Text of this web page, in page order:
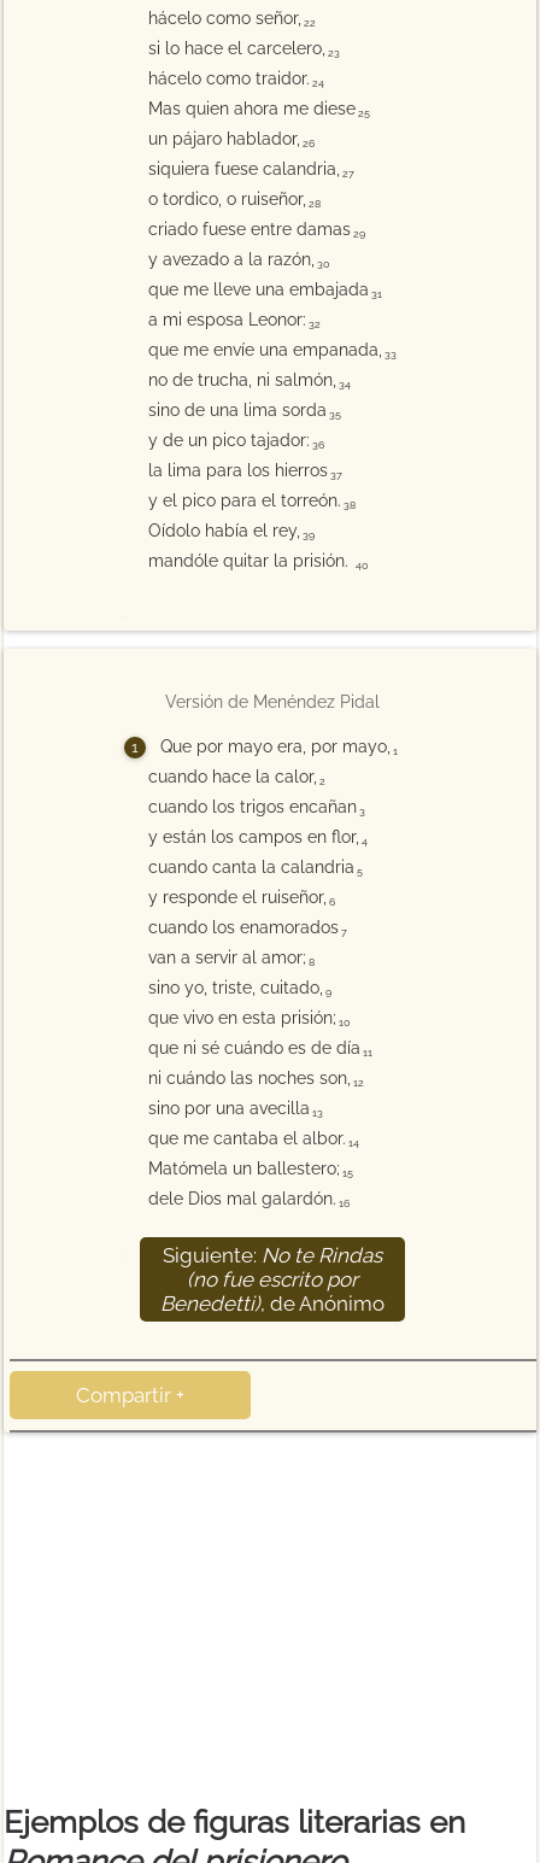
hácelo como señor, 22
si lo hace el carcelero, 23
hácelo como traidor. 24
Mas quien ahora me diese 25
un pájaro hablador, 26
siquiera fuese calandria, 27
o tordico, o ruiseñor, 28
criado fuese entre damas 29
y avezado a la razón, 30
que me lleve una embajada 31
a mi esposa Leonor: 32
que me envíe una empanada, 33
no de trucha, ni salmón, 34
sino de una lima sorda 35
y de un pico tajador: 36
la lima para los hierros 37
y el pico para el torreón. 38
Oídolo había el rey, 39
mandóle quitar la prisión. 40
Versión de Menéndez Pidal
Que por mayo era, por mayo, 1
cuando hace la calor, 2
cuando los trigos encañan 3
y están los campos en flor, 4
cuando canta la calandria 5
y responde el ruiseñor, 6
cuando los enamorados 7
van a servir al amor; 8
sino yo, triste, cuitado, 9
que vivo en esta prisión; 10
que ni sé cuándo es de día 11
ni cuándo las noches son, 12
sino por una avecilla 13
que me cantaba el albor. 14
Matómela un ballestero; 15
dele Dios mal galardón. 16
Siguiente: No te Rindas
(no fue escrito por
Benedetti), de Anónimo
Compartir +
Ejemplos de figuras literarias en